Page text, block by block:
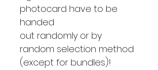
photocard have to be
handed
out randomly or by
random selection method
(except for bundles)!